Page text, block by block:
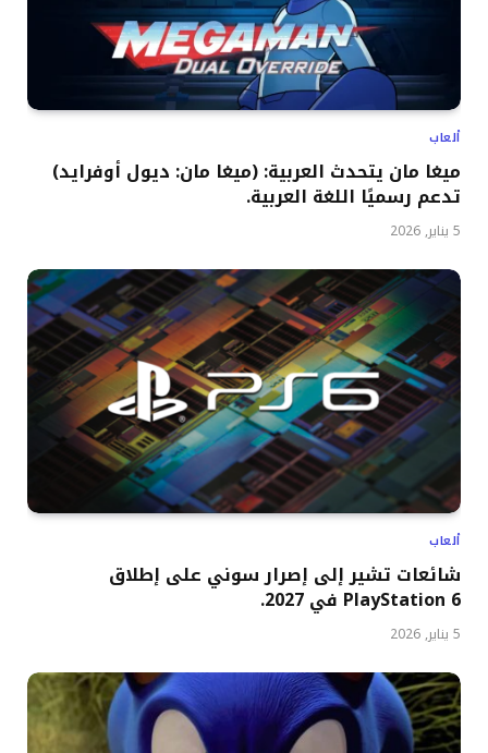
ألعاب
ميغا مان يتحدث العربية: (ميغا مان: ديول أوفرايد)
تدعم رسميًا اللغة العربية.
5 يناير, 2026
ألعاب
شائعات تشير إلى إصرار سوني على إطلاق
PlayStation 6 في 2027.
5 يناير, 2026